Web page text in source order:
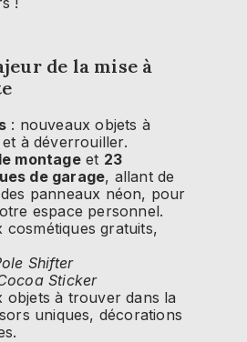
de la mise à
: nouveaux objets à
à déverrouiller.
montageet 23
de garage, allant de
panneaux néon, pour
espace personnel.
cosmétiques gratuits,
Shifter
Sticker
objets à trouver dans la
uniques, décorations